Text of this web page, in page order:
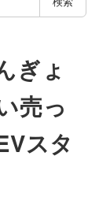
ぎょ
売っ
スタ